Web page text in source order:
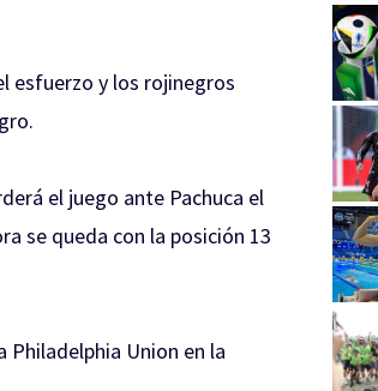
esfuerzo y los rojinegros
el juego ante Pachuca el
se queda con la posición 13
Philadelphia Union en la